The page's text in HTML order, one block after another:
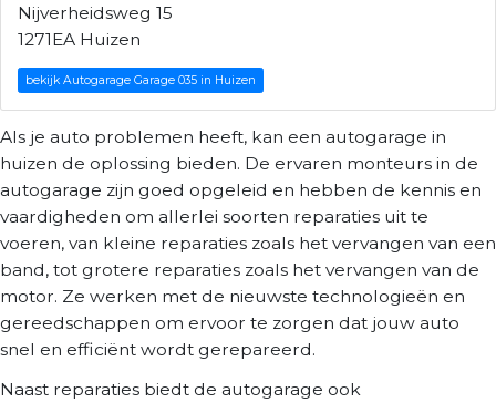
Nijverheidsweg 15
1271EA Huizen
bekijk Autogarage Garage 035 in Huizen
Als je auto problemen heeft, kan een autogarage in
huizen de oplossing bieden. De ervaren monteurs in de
autogarage zijn goed opgeleid en hebben de kennis en
vaardigheden om allerlei soorten reparaties uit te
voeren, van kleine reparaties zoals het vervangen van een
band, tot grotere reparaties zoals het vervangen van de
motor. Ze werken met de nieuwste technologieën en
gereedschappen om ervoor te zorgen dat jouw auto
snel en efficiënt wordt gerepareerd.
Naast reparaties biedt de autogarage ook